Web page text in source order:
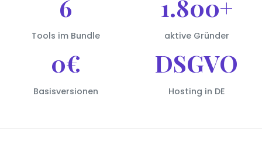
6
Tools im Bundle
1.800+
aktive Gründer
0€
Basisversionen
DSGVO
Hosting in DE